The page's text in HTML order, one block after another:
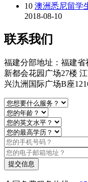
10 澳洲悉尼留学
2018-08-10
联系我们
福建分部地址：福建
新都会花园广场27楼
兴氿洲国际广场B座
提交信息